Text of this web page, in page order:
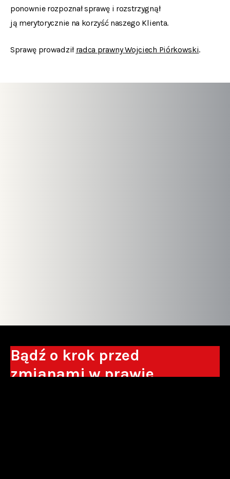
ponownie rozpoznał sprawę i rozstrzygnął
ją merytorycznie na korzyść naszego Klienta.
Sprawę prowadził radca prawny Wojciech Piórkowski.
Bądź o krok przed
zmianami w prawie